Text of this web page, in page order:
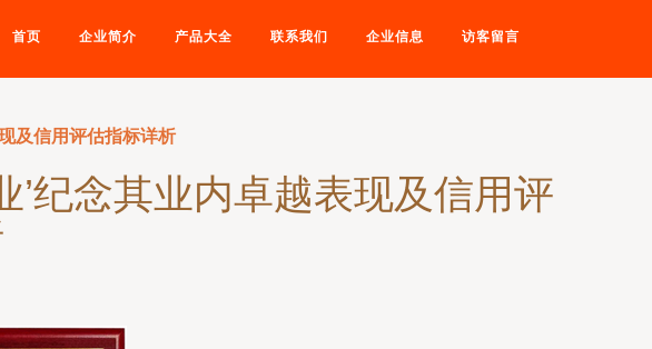
首页 企业简介 产品大全 联系我们 企业信息 访客留言
及信用评估指标详析
’纪念其业内卓越表现及信用评